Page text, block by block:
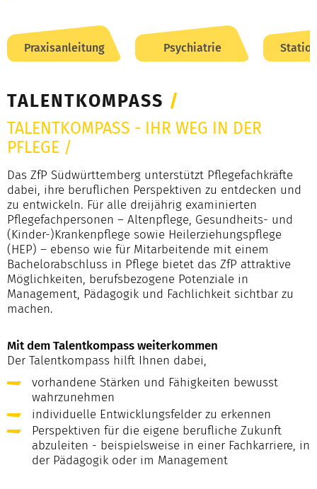
Praxisanleitung Psychiatrie
TALENTKOMPASS /
TALENTKOMPASS - IHR WEG IN DER
PFLEGE /
Das ZfP Südwürttemberg unterstützt Pflegefachkräfte
dabei, ihre beruflichen Perspektiven zu entdecken und
zu entwickeln. Für alle dreijährig examinierten
Pflegefachpersonen – Altenpflege, Gesundheits- und
(Kinder-)Krankenpflege sowie Heilerziehungspflege
(HEP) – ebenso wie für Mitarbeitende mit einem
Bachelorabschluss in Pflege bietet das ZfP attraktive
Möglichkeiten, berufsbezogene Potenziale in
Management, Pädagogik und Fachlichkeit sichtbar zu
machen.
Mit dem Talentkompass weiterkommen
Der Talentkompass hilft Ihnen dabei,
vorhandene Stärken und Fähigkeiten bewusst
wahrzunehmen
individuelle Entwicklungsfelder zu erkennen
Perspektiven für die eigene berufliche Zukunft
abzuleiten - beispielsweise in einer Fachkarriere, in
der Pädagogik oder im Management